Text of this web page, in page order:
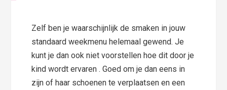
Zelf ben je waarschijnlijk de smaken in jouw
standaard weekmenu helemaal gewend. Je
kunt je dan ook niet voorstellen hoe dit door je
kind wordt ervaren . Goed om je dan eens in
zijn of haar schoenen te verplaatsen en een